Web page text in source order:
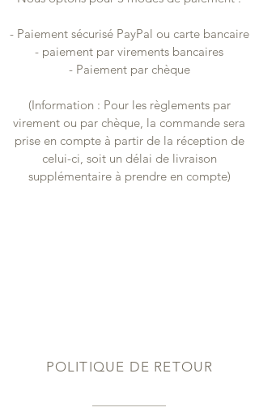
- Paiement sécurisé PayPal ou carte bancaire
- paiement par virements bancaires
- Paiement par chèque
(Information : Pour les règlements par
virement ou par chèque, la commande sera
prise en compte à partir de la réception de
celui-ci, soit un délai de livraison
supplémentaire à prendre en compte)
POLITIQUE DE RETOUR